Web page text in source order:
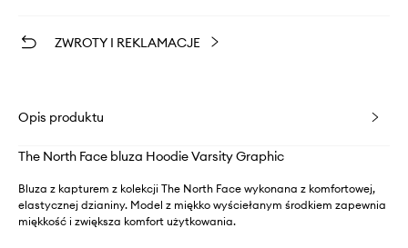
ZWROTY I REKLAMACJE
Opis produktu
The North Face bluza Hoodie Varsity Graphic
Bluza z kapturem z kolekcji The North Face wykonana z komfortowej,
elastycznej dzianiny. Model z miękko wyściełanym środkiem zapewnia
miękkość i zwiększa komfort użytkowania.